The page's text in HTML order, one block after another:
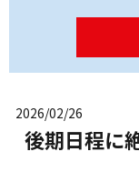
2026/02/26
後期日程に